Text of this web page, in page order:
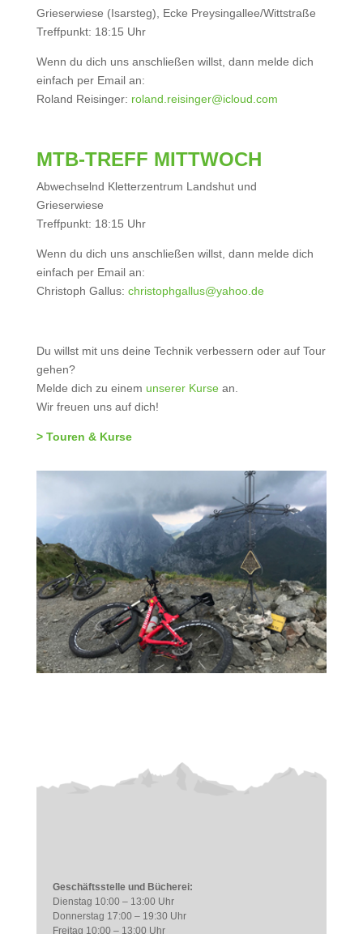
Grieserwiese (Isarsteg), Ecke Preysingallee/Wittstraße
Treffpunkt: 18:15 Uhr
Wenn du dich uns anschließen willst, dann melde dich
einfach per Email an:
Roland Reisinger: roland.reisinger@icloud.com
MTB-TREFF MITTWOCH
Abwechselnd Kletterzentrum Landshut und
Grieserwiese
Treffpunkt: 18:15 Uhr
Wenn du dich uns anschließen willst, dann melde dich
einfach per Email an:
Christoph Gallus: christophgallus@yahoo.de
Du willst mit uns deine Technik verbessern oder auf Tour
gehen?
Melde dich zu einem unserer Kursean.
Wir freuen uns auf dich!
> Touren & Kurse
Geschäftsstelle und Bücherei:
Dienstag 10:00 – 13:00 Uhr
Donnerstag 17:00 – 19:30 Uhr
Freitag 10:00 – 13:00 Uhr